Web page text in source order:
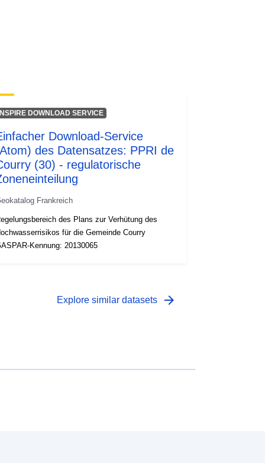
DOWNLOAD SERVICE
Download-Service
des Datensatzes: PPRI de
(30) - regulatorische
Frankreich
des Plans zur Verhütung des
für die Gemeinde Courry
Kennung: 20130065
Explore similar datasets arrow_forward